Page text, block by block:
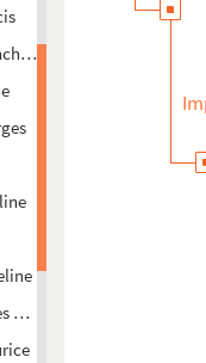
Marcel
Noires